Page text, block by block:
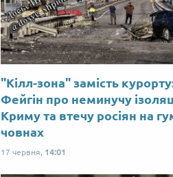
"Кілл-зона" замість
Фейгін про неминучу
Криму та втечу росіян на
човнах
17 червня, 14:01